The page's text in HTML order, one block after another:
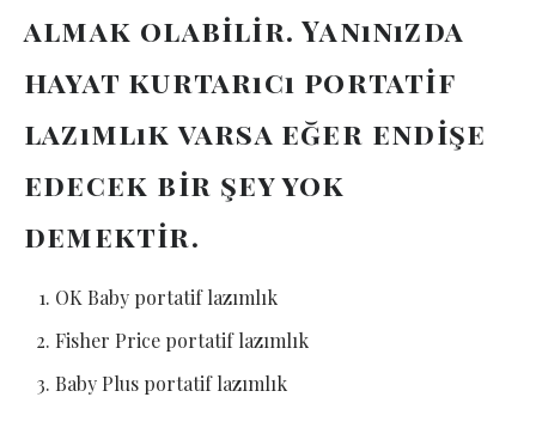
almak olabilir. Yanınızda
hayat kurtarıcı portatif
lazımlık varsa eğer endişe
edecek bir şey yok
demektir.
OK Baby portatif lazımlık
Fisher Price portatif lazımlık
Baby Plus portatif lazımlık